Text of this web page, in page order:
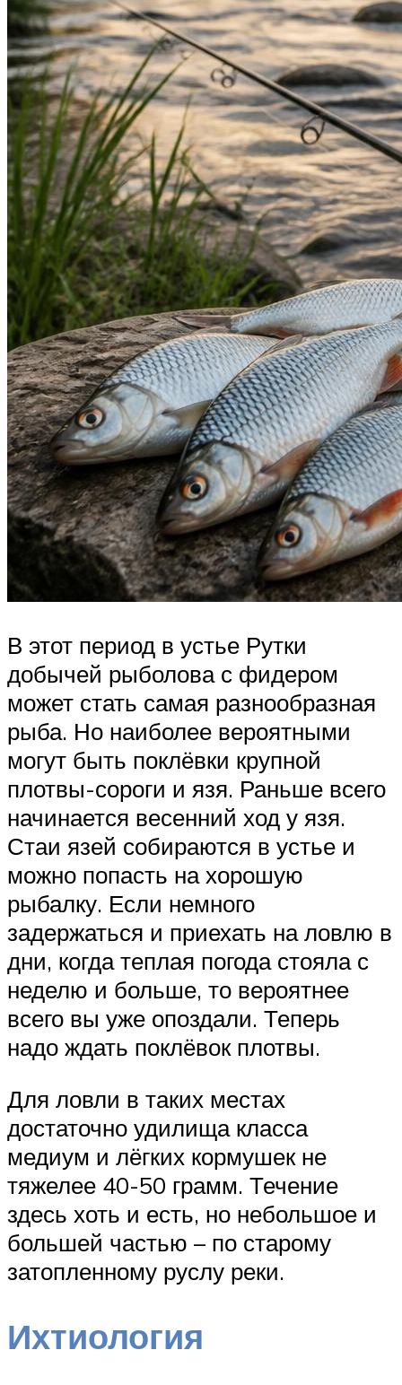
В этот период в устье Рутки
добычей рыболова с фидером
может стать самая разнообразная
рыба. Но наиболее вероятными
могут быть поклёвки крупной
плотвы-сороги и язя. Раньше всего
начинается весенний ход у язя.
Стаи язей собираются в устье и
можно попасть на хорошую
рыбалку. Если немного
задержаться и приехать на ловлю в
дни, когда теплая погода стояла с
неделю и больше, то вероятнее
всего вы уже опоздали. Теперь
надо ждать поклёвок плотвы.
Для ловли в таких местах
достаточно удилища класса
медиум и лёгких кормушек не
тяжелее 40-50 грамм. Течение
здесь хоть и есть, но небольшое и
большей частью – по старому
затопленному руслу реки.
Ихтиология